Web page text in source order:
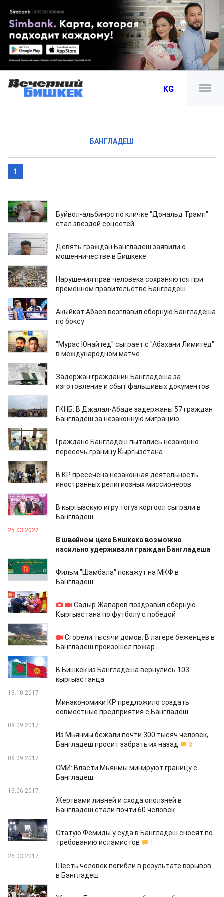
KG
БАНГЛАДЕШ
1
21.05.2026
Буйвол-альбинос по кличке "Дональд Трамп"
стал звездой соцсетей
03.04.2026
Девять граждан Бангладеш заявили о
мошенничестве в Бишкеке
05.12.2025
Нарушения прав человека сохраняются при
временном правительстве Бангладеш
26.08.2025
Акыйкат Абаев возглавил сборную Бангладеша
по боксу
30.07.2025
"Мурас Юнайтед" сыграет с "Абахани Лимитед"
в международном матче
20.05.2025
Задержан гражданин Бангладеша за
изготовление и сбыт фальшивых документов
03.07.2024
ГКНБ: В Джалал-Абаде задержаны 57 граждан
Бангладеш за незаконную миграцию
14.06.2023
Граждане Бангладеш пытались незаконно
пересечь границу Кыргызстана
03.07.2022
В КР пресечена незаконная деятельность
иностранных религиозных миссионеров
28.03.2022
В кыргызскую игру тогуз коргоол сыграли в
Бангладеш
25.03.2022
В швейном цехе Бишкека возможно
насильно удерживали граждан Бангладеша
13.01.2022
Фильм "Шамбала" покажут на МКФ в
Бангладеш
08.09.2021
Садыр Жапаров поздравил сборную
Кыргызстана по футболу с победой
23.03.2021
Сгорели тысячи домов. В лагере беженцев в
Бангладеш произошел пожар
03.07.2020
В Бишкек из Бангладеша вернулись 103
кыргызстанца
13.10.2017
Минэкономики КР предложило создать
совместные предприятия с Бангладеш
08.09.2017
Из Мьянмы бежали почти 300 тысяч человек,
Бангладеш просит забрать их назад
3
06.09.2017
СМИ: Власти Мьянмы минируют границу с
Бангладеш
13.06.2017
Жертвами ливней и схода оползней в
Бангладеш стали почти 60 человек
26.05.2017
Статую Фемиды у суда в Бангладеш сносят по
требованию исламистов
1
26.03.2017
Шесть человек погибли в результате взрывов
в Бангладеш
25.02.2017